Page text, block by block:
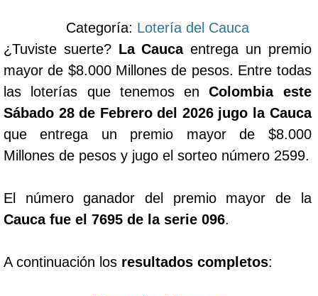
Categoría: Lotería del Cauca
¿Tuviste suerte? La Caucaentrega un premio
mayor de $8.000 Millones de pesos. Entre todas
las loterías que tenemos enColombia este
Sábado 28 de Febrero del 2026 jugo la Cauca
que entrega un premio mayor de $8.000
Millones de pesos y jugo el sorteo número 2599.
El número ganador del premio mayor de la
Cauca fue el 7695 de la serie 096.
A continuación los resultados completos: